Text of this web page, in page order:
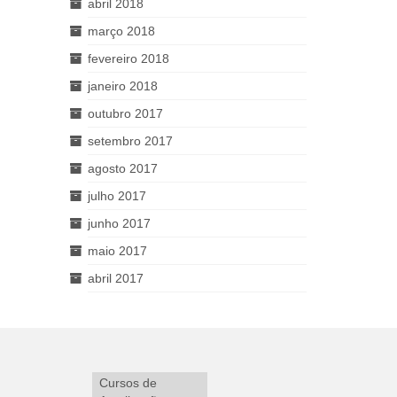
abril 2018
março 2018
fevereiro 2018
janeiro 2018
outubro 2017
setembro 2017
agosto 2017
julho 2017
junho 2017
maio 2017
abril 2017
Cursos de